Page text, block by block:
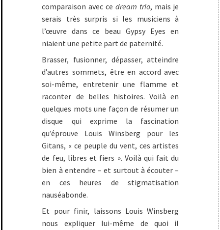
comparaison avec ce dream trio, mais je
serais très surpris si les musiciens à
l’œuvre dans ce beau Gypsy Eyes en
niaient une petite part de paternité.
Brasser, fusionner, dépasser, atteindre
d’autres sommets, être en accord avec
soi-même, entretenir une flamme et
raconter de belles histoires. Voilà en
quelques mots une façon de résumer un
disque qui exprime la fascination
qu’éprouve Louis Winsberg pour les
Gitans, « ce peuple du vent, ces artistes
de feu, libres et fiers ». Voilà qui fait du
bien à entendre – et surtout à écouter –
en ces heures de stigmatisation
nauséabonde.
Et pour finir, laissons Louis Winsberg
nous expliquer lui-même de quoi il